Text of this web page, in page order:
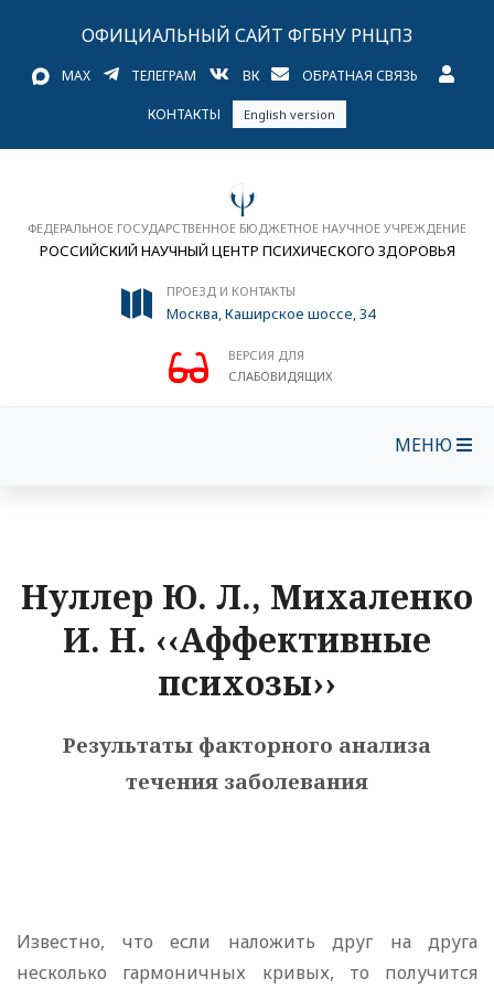
ОФИЦИАЛЬНЫЙ САЙТ ФГБНУ РНЦПЗ
MAX ТЕЛЕГРАМ ВК ОБРАТНАЯ СВЯЗЬ
КОНТАКТЫ English version
ФЕДЕРАЛЬНОЕ ГОСУДАРСТВЕННОЕ БЮДЖЕТНОЕ НАУЧНОЕ УЧРЕЖДЕНИЕ
РОССИЙСКИЙ НАУЧНЫЙ ЦЕНТР ПСИХИЧЕСКОГО ЗДОРОВЬЯ
ПРОЕЗД И КОНТАКТЫ
Москва, Каширское шоссе, 34
ВЕРСИЯ ДЛЯ
СЛАБОВИДЯЩИХ
МЕНЮ
Нуллер Ю. Л., Михаленко
И. Н. ‹‹Аффективные
психозы››
Результаты факторного анализа
течения заболевания
Известно, что если наложить друг на друга
несколько гармоничных кривых, то получится